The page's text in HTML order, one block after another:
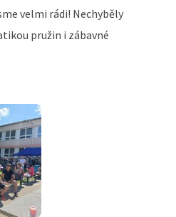
velmi rádi! Nechyběly
pružin i zábavné